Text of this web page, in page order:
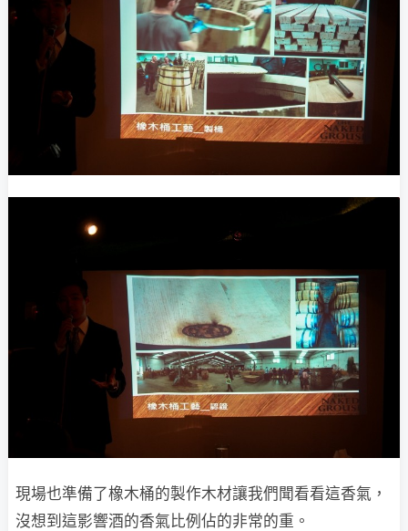
現場也準備了橡木桶的製作木材讓我們聞看看這香氣，
沒想到這影響酒的香氣比例佔的非常的重。